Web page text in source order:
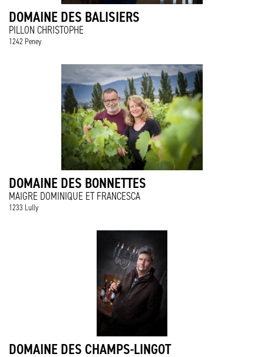
DOMAINE DES BALISIERS
PILLON CHRISTOPHE
1242 Peney
DOMAINE DES BONNETTES
MAIGRE DOMINIQUE ET FRANCESCA
1233 Lully
DOMAINE DES CHAMPS-LINGOT